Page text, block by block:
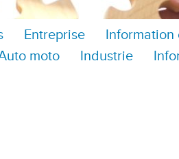
Entreprise Information
moto Industrie